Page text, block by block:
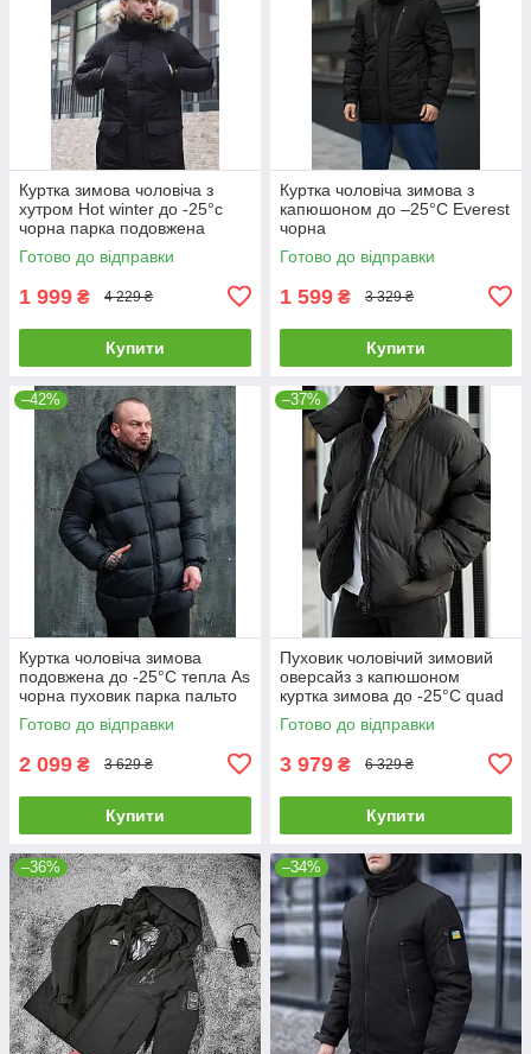
Куртка зимова чоловіча з
хутром Hot winter до -25°c
чорна парка подовжена
Готово до відправки
1 999 ₴ 4 229 ₴
Купити
Куртка чоловіча зимова з
капюшоном до –25°C Everest
чорна
Готово до відправки
1 599 ₴ 3 329 ₴
Купити
–42%
Куртка чоловіча зимова
подовжена до -25°C тепла As
чорна пуховик парка пальто
Готово до відправки
2 099 ₴ 3 629 ₴
Купити
–37%
Пуховик чоловічий зимовий
оверсайз з капюшоном
куртка зимова до -25°C quad
чорна
Готово до відправки
3 979 ₴ 6 329 ₴
Купити
–36% –34%